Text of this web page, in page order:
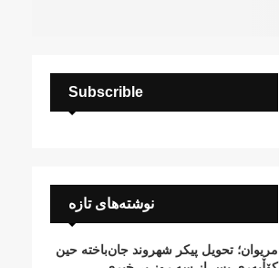
Subscrible
نوشته‌های تازه
مریوان؛ تحویل پیکر شهروند جان‌باخته حین